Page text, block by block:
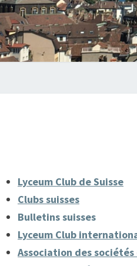
Lyceum Club de Suisse
Clubs suisses
Bulletins suisses
Lyceum Club
Association des